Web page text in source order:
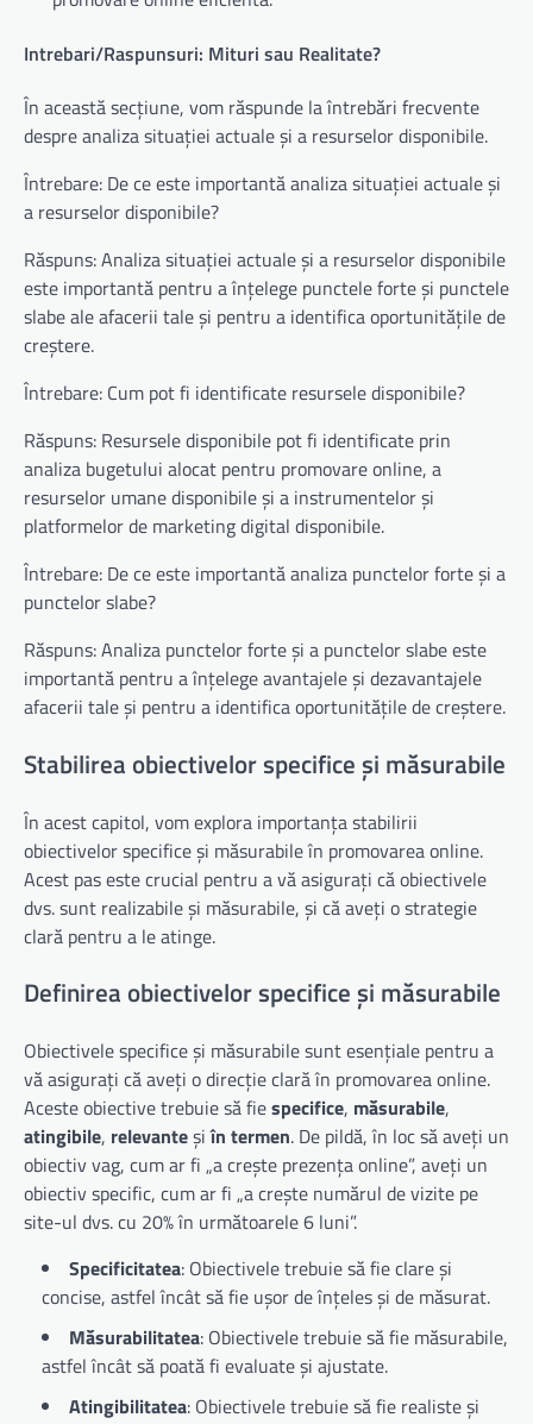
Intrebari/Raspunsuri: Mituri sau Realitate?
În această secțiune, vom răspunde la întrebări frecvente
despre analiza situației actuale și a resurselor disponibile.
Întrebare: De ce este importantă analiza situației actuale și
a resurselor disponibile?
Răspuns: Analiza situației actuale și a resurselor disponibile
este importantă pentru a înțelege punctele forte și punctele
slabe ale afacerii tale și pentru a identifica oportunitățile de
creștere.
Întrebare: Cum pot fi identificate resursele disponibile?
Răspuns: Resursele disponibile pot fi identificate prin
analiza bugetului alocat pentru promovare online, a
resurselor umane disponibile și a instrumentelor și
platformelor de marketing digital disponibile.
Întrebare: De ce este importantă analiza punctelor forte și a
punctelor slabe?
Răspuns: Analiza punctelor forte și a punctelor slabe este
importantă pentru a înțelege avantajele și dezavantajele
afacerii tale și pentru a identifica oportunitățile de creștere.
Stabilirea obiectivelor specifice și măsurabile
În acest capitol, vom explora importanța stabilirii
obiectivelor specifice și măsurabile în promovarea online.
Acest pas este crucial pentru a vă asigurați că obiectivele
dvs. sunt realizabile și măsurabile, și că aveți o strategie
clară pentru a le atinge.
Definirea obiectivelor specifice și măsurabile
Obiectivele specifice și măsurabile sunt esențiale pentru a
vă asigurați că aveți o direcție clară în promovarea online.
Aceste obiective trebuie să fiespecifice, măsurabile,
atingibile, relevanteșiîn termen. De pildă, în loc să aveți un
obiectiv vag, cum ar fi „a crește prezența online”, aveți un
obiectiv specific, cum ar fi „a crește numărul de vizite pe
site-ul dvs. cu 20% în următoarele 6 luni”.
Specificitatea: Obiectivele trebuie să fie clare și
concise, astfel încât să fie ușor de înțeles și de măsurat.
Măsurabilitatea: Obiectivele trebuie să fie măsurabile,
astfel încât să poată fi evaluate și ajustate.
Atingibilitatea: Obiectivele trebuie să fie realiste și